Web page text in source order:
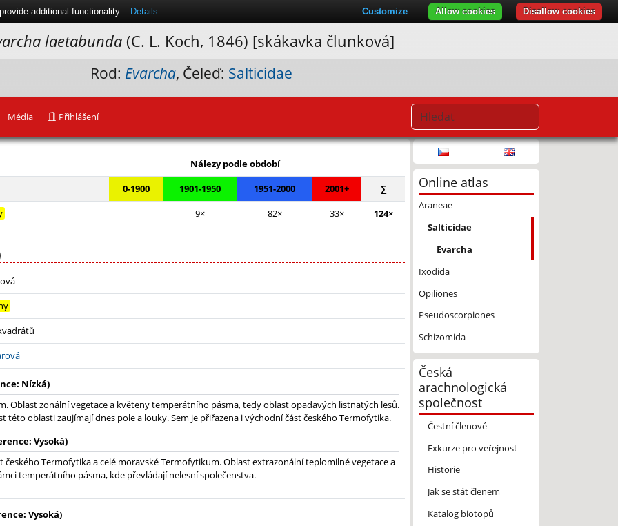
laetabunda(C. L. Koch, 1846) [skákavka člunková]
Rod: Evarcha, Čeleď: Salticidae
Média Přihlášení
Leaflet|© Seznam.cz a.s. a další
Nálezy podle období
0-1900 1901-1950 1951-2000 2001+
∑
9× 82× 33× 124×
Nízká)
Oblast zonální vegetace a květeny temperátního pásma, tedy oblast opadavých listnatých lesů.
této oblasti zaujímají dnes pole a louky. Sem je přiřazena i východní část českého Termofytika.
Vysoká)
českého Termofytika a celé moravské Termofytikum. Oblast extrazonální teplomilné vegetace a
temperátního pásma, kde převládají nelesní společenstva.
Vysoká)
Online atlas
Araneae
Salticidae
Evarcha
Ixodida
Opiliones
Pseudoscorpiones
Schizomida
Česká
arachnologická
společnost
Čestní členové
Exkurze pro veřejnost
Historie
Jak se stát členem
Katalog biotopů
additional functionality. Details Disallow cookies
Allow cookies
Customize